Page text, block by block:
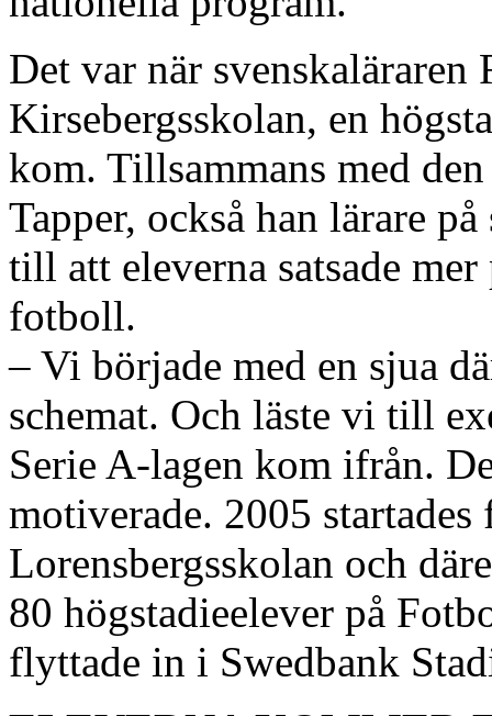
Det var när
Kirsebergsskolan, en
kom. Tillsammans med
Tapper, också han lärare
till att eleverna satsade
fotboll.
– Vi började med en sjua
schemat. Och läste vi till
Serie A-lagen kom ifrån.
motiverade. 2005
Lorensbergsskolan och
80 högstadieelever på
flyttade in i Swedbank